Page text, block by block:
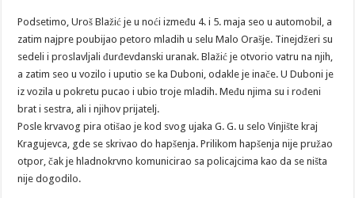
Podsetimo, Uroš Blažić je u noći između 4. i 5. maja seo u automobil, a
zatim najpre poubijao petoro mladih u selu Malo Orašje. Tinejdžeri su
sedeli i proslavljali đurđevdanski uranak. Blažić je otvorio vatru na njih,
a zatim seo u vozilo i uputio se ka Duboni, odakle je inače. U Duboni je
iz vozila u pokretu pucao i ubio troje mladih. Među njima su i rođeni
brat i sestra, ali i njihov prijatelj.
Posle krvavog pira otišao je kod svog ujaka G. G. u selo Vinjište kraj
Kragujevca, gde se skrivao do hapšenja. Prilikom hapšenja nije pružao
otpor, čak je hladnokrvno komunicirao sa policajcima kao da se ništa
nije dogodilo.